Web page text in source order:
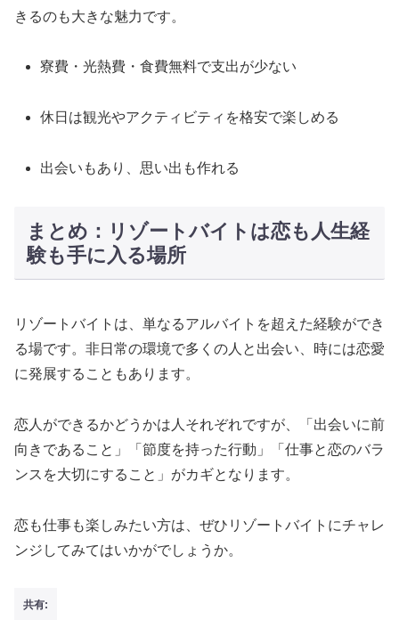
きるのも大きな魅力です。
寮費・光熱費・食費無料で支出が少ない
休日は観光やアクティビティを格安で楽しめる
出会いもあり、思い出も作れる
まとめ：リゾートバイトは恋も人生経
験も手に入る場所
リゾートバイトは、単なるアルバイトを超えた経験ができ
る場です。非日常の環境で多くの人と出会い、時には恋愛
に発展することもあります。
恋人ができるかどうかは人それぞれですが、「出会いに前
向きであること」「節度を持った行動」「仕事と恋のバラ
ンスを大切にすること」がカギとなります。
恋も仕事も楽しみたい方は、ぜひリゾートバイトにチャレ
ンジしてみてはいかがでしょうか。
共有: